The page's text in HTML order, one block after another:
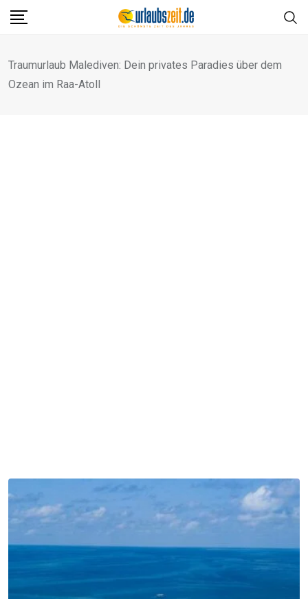
Skip
Traumurlaub Malediven: Dein privates Paradies über dem
Ozean im Raa-Atoll